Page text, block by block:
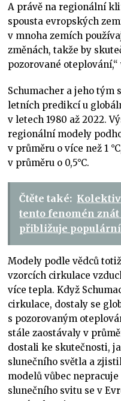
A právě na regionální
spousta evropských
v mnoha zemích
změnách, takže by
pozorované
Schumacher a jeho tým
letních predikcí u
v letech 1980 až 2022.
regionální modely
v průměru o více než 1
v průměru o 0,5°C.
Čtěte také:
tento fenomén
přibližuje
Modely podle vědců
vzorcích cirkulace
více tepla. Když
cirkulace, dostaly se
s pozorovaným
stále zaostávaly v
dostali ke skutečnosti,
slunečního světla a
modelů vůbec
slunečního svitu se v